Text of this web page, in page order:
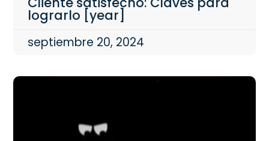
lograrlo [year]
septiembre 20, 2024